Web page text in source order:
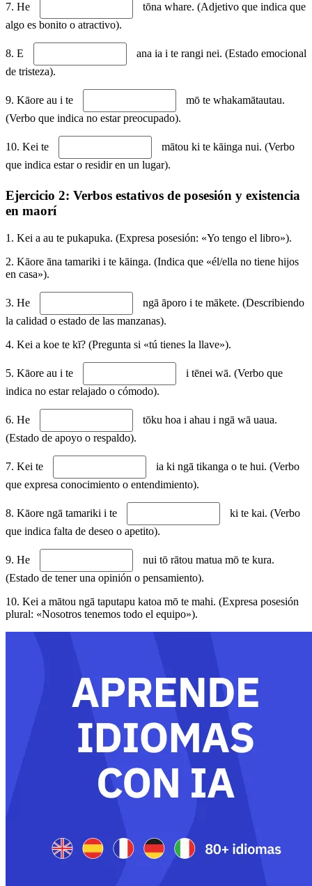
7. He
tōna whare. (Adjetivo que indica que
algo es bonito o atractivo).
8. E
ana ia i te rangi nei. (Estado emocional
de tristeza).
9. Kāore au i te
mō te whakamātautau.
(Verbo que indica no estar preocupado).
10. Kei te
mātou ki te kāinga nui. (Verbo
que indica estar o residir en un lugar).
Ejercicio 2: Verbos estativos de posesión y existencia
en maorí
1. Kei a au te pukapuka. (Expresa posesión: «Yo tengo el libro»).
2. Kāore āna tamariki i te kāinga. (Indica que «él/ella no tiene hijos
en casa»).
3. He
ngā āporo i te mākete. (Describiendo
la calidad o estado de las manzanas).
4. Kei a koe te kī? (Pregunta si «tú tienes la llave»).
5. Kāore au i te
i tēnei wā. (Verbo que
indica no estar relajado o cómodo).
6. He
tōku hoa i ahau i ngā wā uaua.
(Estado de apoyo o respaldo).
7. Kei te
ia ki ngā tikanga o te hui. (Verbo
que expresa conocimiento o entendimiento).
8. Kāore ngā tamariki i te
ki te kai. (Verbo
que indica falta de deseo o apetito).
9. He
nui tō rātou matua mō te kura.
(Estado de tener una opinión o pensamiento).
10. Kei a mātou ngā taputapu katoa mō te mahi. (Expresa posesión
plural: «Nosotros tenemos todo el equipo»).